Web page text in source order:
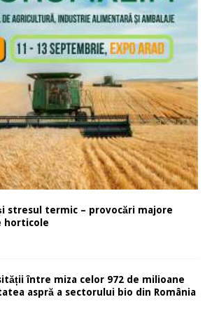
stresul termic – provocări majore
horticole
între miza celor 972 de milioane
aspră a sectorului bio din România